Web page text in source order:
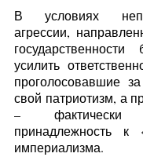
В условиях
агрессии,
усилить
проголосовавшие
свой патриотизм, а
– фактически
принадлежность к
империализма.